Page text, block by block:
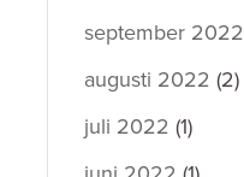
september 2022
augusti 2022 (2)
juli 2022 (1)